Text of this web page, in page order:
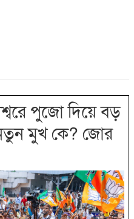
পুজো দিয়ে বড়
নতুন মুখ কে? জোর